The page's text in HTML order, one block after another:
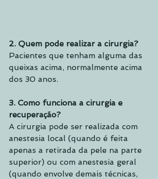
2. Quem pode realizar a cirurgia?
Pacientes que tenham alguma das
queixas acima, normalmente acima
dos 30 anos.
3. Como funciona a cirurgia e
recuperação?
A cirurgia pode ser realizada com
anestesia local (quando é feita
apenas a retirada da pele na parte
superior) ou com anestesia geral
(quando envolve demais técnicas,